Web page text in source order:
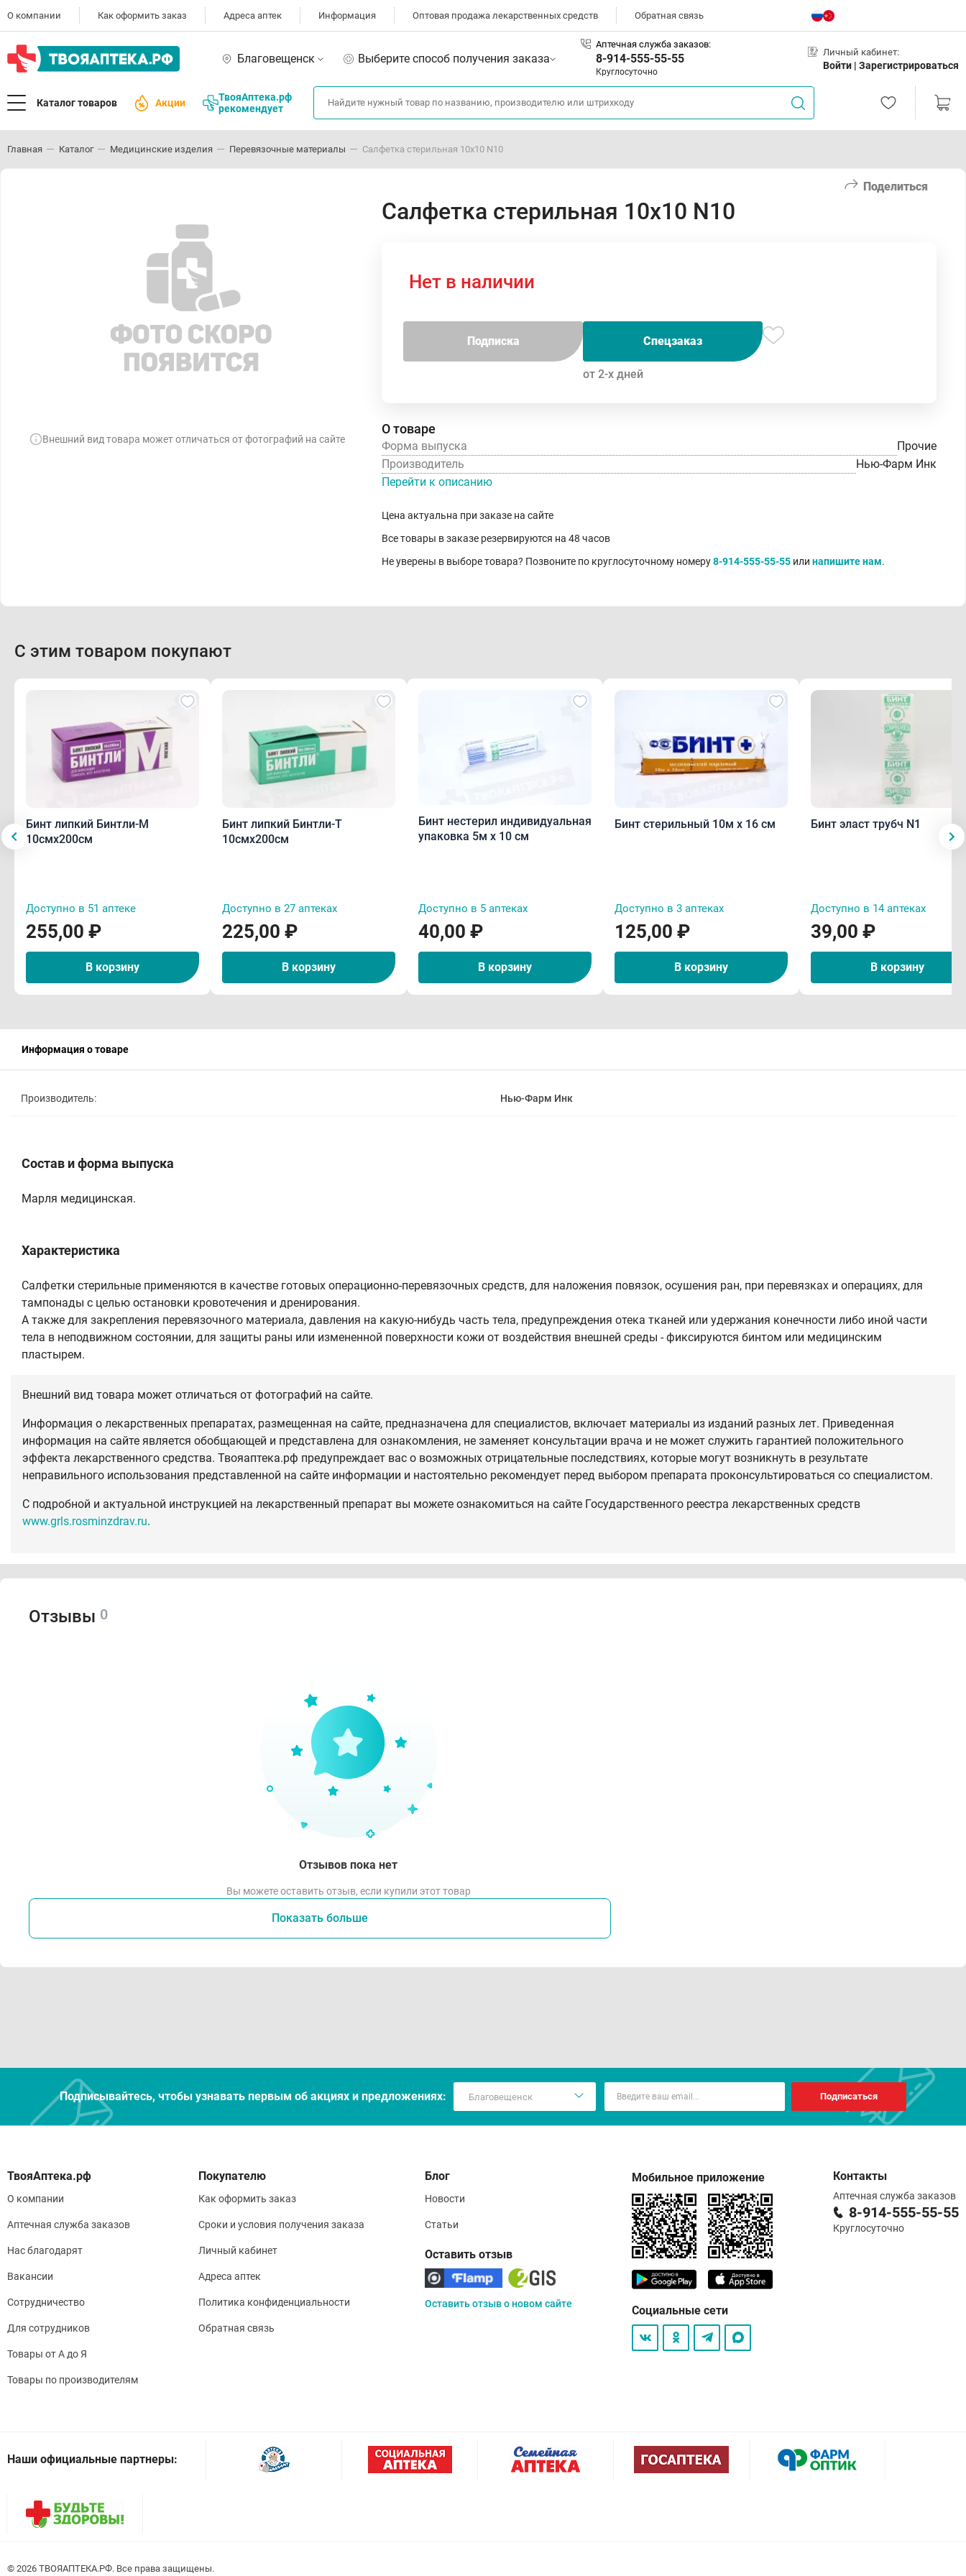
О компании Как оформить заказ Адреса аптек Информация Оптовая продажа лекарственных средств Обратная связь
Благовещенск Выберите способ получения заказа
Аптечная служба заказов:
8-914-555-55-55
Круглосуточно
Личный кабинет:
Войти | Зарегистрироваться
Каталог товаров Акции
ТвояАптека.рф
рекомендует
Главная Каталог Медицинские изделия Перевязочные материалы Салфетка стерильная 10х10 N10
Поделиться
Внешний вид товара может отличаться от фотографий на сайте
Салфетка стерильная 10х10 N10
Нет в наличии
Подписка Спецзаказ
от 2-х дней
О товаре
Форма выпуска
Прочие
Производитель
Нью-Фарм Инк
Перейти к описанию
Цена актуальна при заказе на сайте
Все товары в заказе резервируются на 48 часов
Не уверены в выборе товара? Позвоните по круглосуточному номеру8-914-555-55-55 или напишите нам.
С этим товаром покупают
Бинт липкий Бинтли-М
10смх200см
Доступно в 51 аптеке
255,00 ₽
В корзину
Бинт липкий Бинтли-Т
10смх200см
Доступно в 27 аптеках
225,00 ₽
В корзину
Бинт нестерил индивидуальная
упаковка 5м х 10 см
Доступно в 5 аптеках
40,00 ₽
В корзину
Бинт стерильный 10м х 16 см
Доступно в 3 аптеках
125,00 ₽
В корзину
Бинт эласт трубч N1
Доступно в 14 аптеках
39,00 ₽
В корзину
Информация о товаре
Производитель: Нью-Фарм Инк
Состав и форма выпуска
Марля медицинская.
Характеристика
Салфетки стерильные применяются в качестве готовых операционно-перевязочных средств, для наложения повязок, осушения ран, при перевязках и операциях, для
тампонады с целью остановки кровотечения и дренирования.
А также для закрепления перевязочного материала, давления на какую-нибудь часть тела, предупреждения отека тканей или удержания конечности либо иной части
тела в неподвижном состоянии, для защиты раны или измененной поверхности кожи от воздействия внешней среды - фиксируются бинтом или медицинским
пластырем.
Внешний вид товара может отличаться от фотографий на сайте.
Информация о лекарственных препаратах, размещенная на сайте, предназначена для специалистов, включает материалы из изданий разных лет. Приведенная
информация на сайте является обобщающей и представлена для ознакомления, не заменяет консультации врача и не может служить гарантией положительного
эффекта лекарственного средства. Твояаптека.рф предупреждает вас о возможных отрицательные последствиях, которые могут возникнуть в результате
неправильного использования представленной на сайте информации и настоятельно рекомендует перед выбором препарата проконсультироваться со специалистом.
С подробной и актуальной инструкцией на лекарственный препарат вы можете ознакомиться на сайте Государственного реестра лекарственных средств
www.grls.rosminzdrav.ru.
Отзывы 0
Отзывов пока нет
Вы можете оставить отзыв, если купили этот товар
Показать больше
Подписывайтесь, чтобы узнавать первым об акцияx и предложениях: Подписаться
О компании
Аптечная служба заказов
Нас благодарят
Вакансии
Сотрудничество
Для сотрудников
Товары от А до Я
Товары по производителям
Покупателю
Как оформить заказ
Сроки и условия получения заказа
Личный кабинет
Адреса аптек
Политика конфиденциальности
Обратная связь
Блог
Новости
Статьи
Оставить отзыв
Оставить отзыв о новом сайте
Мобильное приложение
Социальные сети
Контакты
Аптечная служба заказов
8-914-555-55-55
Круглосуточно
Наши официальные партнеры:
© 2026 . Все права защищены.